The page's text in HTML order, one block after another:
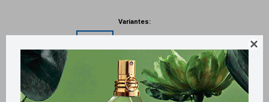

Variantes:
Métodos y costos de envío